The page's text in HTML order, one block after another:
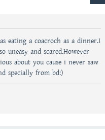
eating a coacroch as a dinner.I
and scared.However
about you cause i never saw
specially from bd:)